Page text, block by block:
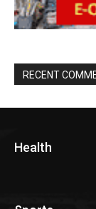
RECENT
Health